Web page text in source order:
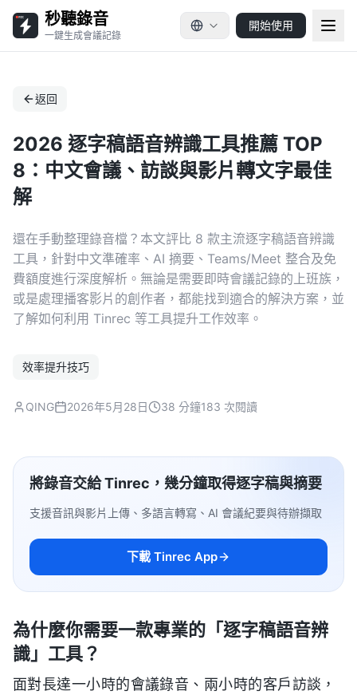
秒聽錄音
一鍵生成會議記錄
開始使用
返回
2026 逐字稿語音辨識工具推薦 TOP
8：中文會議、訪談與影片轉文字最佳
解
還在手動整理錄音檔？本文評比 8 款主流逐字稿語音辨識
工具，針對中文準確率、AI 摘要、Teams/Meet 整合及免
費額度進行深度解析。無論是需要即時會議記錄的上班族，
或是處理播客影片的創作者，都能找到適合的解決方案，並
了解如何利用 Tinrec 等工具提升工作效率。
效率提升技巧
QING 2026年5月28日 38 分鐘183 次閱讀
將錄音交給 Tinrec，幾分鐘取得逐字稿與摘要
支援音訊與影片上傳、多語言轉寫、AI 會議紀要與待辦擷取
下載 Tinrec App
為什麼你需要一款專業的「逐字稿語音辨
識」工具？
面對長達一小時的會議錄音、兩小時的客戶訪談，